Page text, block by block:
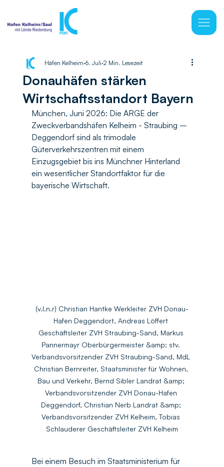
Donauhäfen stärken
Wirtschaftsstandort Bayern
Häfen Kelheim 6. Juli 2 Min. Lesezeit
München, Juni 2026: Die ARGE der
Zweckverbandshäfen Kelheim - Straubing –
Deggendorf sind als trimodale
Güterverkehrszentren mit einem
Einzugsgebiet bis ins Münchner Hinterland
ein wesentlicher Standortfaktor für die
bayerische Wirtschaft.
(v.l.n.r) Christian Hantke Werkleiter ZVH Donau-
Hafen Deggendort, Andreas Löffert
Geschäftsleiter ZVH Straubing-Sand, Markus
Pannermayr Oberbürgermeister &amp; stv.
Verbandsvorsitzender ZVH Straubing-Sand, MdL
Christian Bernreiter, Staatsminister für Wohnen,
Bau und Verkehr, Bernd Sibler Landrat &amp;
Verbandsvorsitzender ZVH Donau-Hafen
Deggendorf, Christian Nerb Landrat &amp;
Verbandsvorsitzender ZVH Kelheim, Tobias
Schlauderer Geschäftsleiter ZVH Kelheim
Bei einem Besuch im Staatsministerium für